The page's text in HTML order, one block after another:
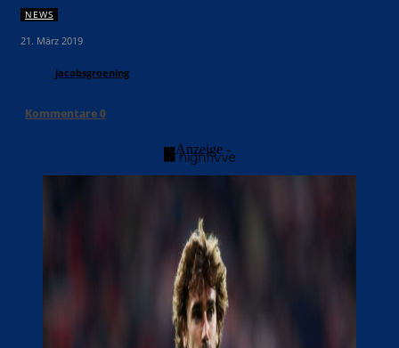
NEWS
21. März 2019
jacobsgroening
Kommentare0
- Anzeige -